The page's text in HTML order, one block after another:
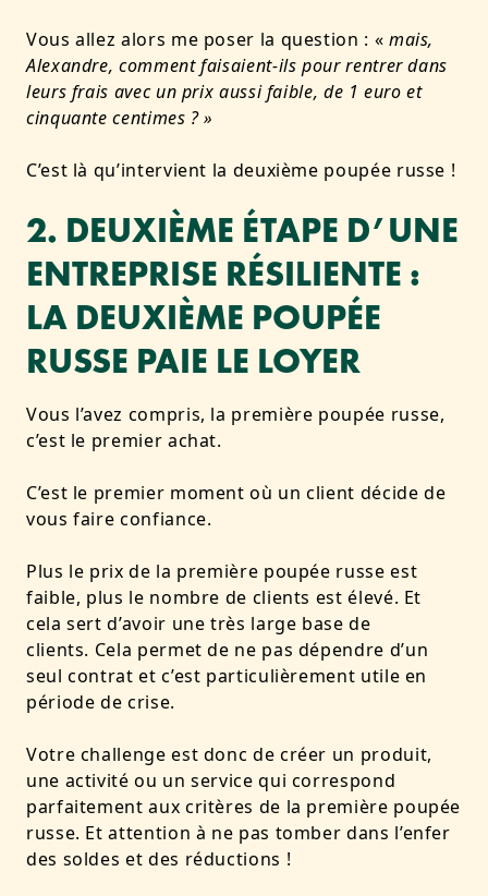
Vous allez alors me poser la question : « mais,
Alexandre, comment faisaient-ils pour rentrer dans
leurs frais avec un prix aussi faible, de 1 euro et
cinquante centimes ? »
C’est là qu’intervient la deuxième poupée russe !
2. DEUXIÈME ÉTAPE D’UNE
ENTREPRISE RÉSILIENTE :
LA DEUXIÈME POUPÉE
RUSSE PAIE LE LOYER
Vous l’avez compris, la première poupée russe,
c’est le premier achat.
C’est le premier moment où un client décide de
vous faire confiance.
Plus le prix de la première poupée russe est
faible, plus le nombre de clients est élevé. Et
cela sert d’avoir une très large base de
clients. Cela permet de ne pas dépendre d’un
seul contrat et c’est particulièrement utile en
période de crise.
Votre challenge est donc de créer un produit,
une activité ou un service qui correspond
parfaitement aux critères de la première poupée
russe. Et attention à ne pas tomber dans l’enfer
des soldes et des réductions !